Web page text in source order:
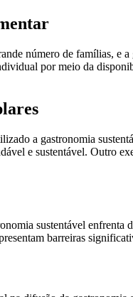
número de famílias, e
por meio da
a gastronomia
e sustentável. Outro
sustentável
barreiras